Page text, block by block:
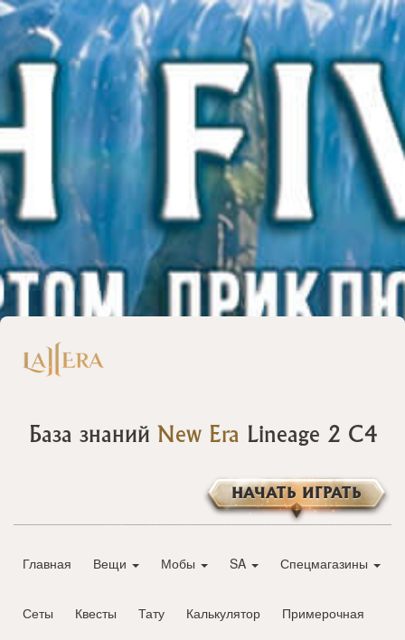
База знаний New Era Lineage 2 C4
НАЧАТЬ ИГРАТЬ
Главная Вещи Мобы SA Спецмагазины
Сеты Квесты Тату Калькулятор Примерочная